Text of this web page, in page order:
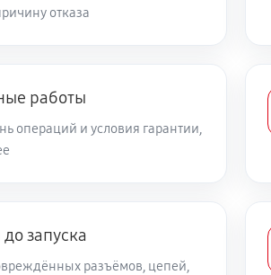
отказа
работы
операций и условия гарантии,
запуска
разъёмов, цепей,